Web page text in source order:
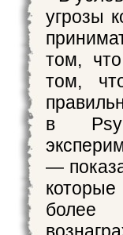
угрозы
том,
том,
в
—
более